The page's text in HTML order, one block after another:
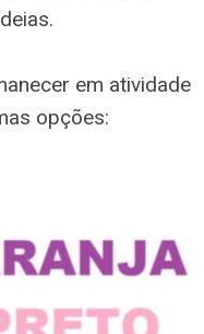
em atividade
opções: